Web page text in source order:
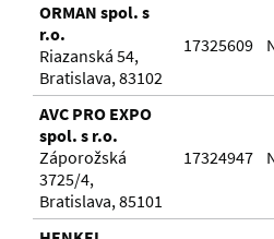
ORMAN spol. s
r.o.
Riazanská 54,
Bratislava, 83102
17325609
AVC PRO EXPO
spol. s r.o.
Záporožská
3725/4,
Bratislava, 85101
17324947